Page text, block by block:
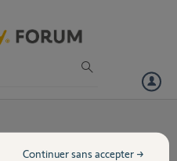
Switch v2 et
Continuer sans accepter →